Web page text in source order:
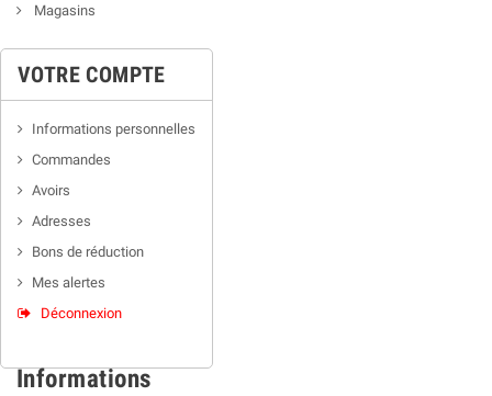
Magasins
VOTRE COMPTE
Informations personnelles
Commandes
Avoirs
Adresses
Bons de réduction
Mes alertes
Déconnexion
Informations